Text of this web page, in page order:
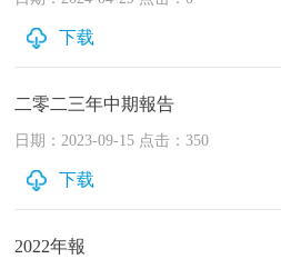
下载
二零二三年中期報告
日期：2023-09-15 点击：350
下载
2022年報